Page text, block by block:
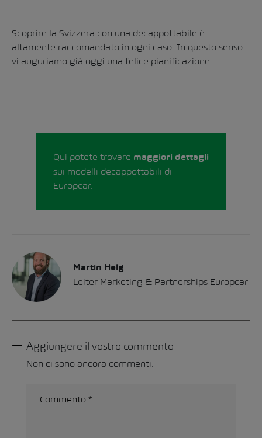
Scoprire la Svizzera con una decappottabile è
altamente raccomandato in ogni caso. In questo senso
vi auguriamo già oggi una felice pianificazione.
Qui potete trovare maggiori dettagli
sui modelli decappottabili di
Europcar.
Martin Helg
Leiter Marketing & Partnerships Europcar
Aggiungere il vostro commento
Non ci sono ancora commenti.